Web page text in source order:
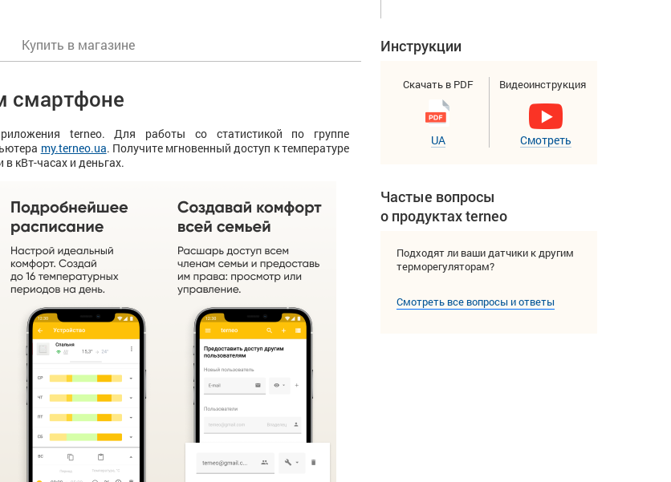
Купить в магазине
смартфоне
terneo. Для работы со статистикой по группе
my.terneo.ua. Получите мгновенный доступ к температуре
кВт-часах и деньгах.
Инструкции
Скачать в PDF
UA
Видеоинструкция
Смотреть
Частые вопросы
о продуктах terneo
Подходят ли ваши датчики к другим
терморегуляторам?
Смотреть все вопросы и ответы